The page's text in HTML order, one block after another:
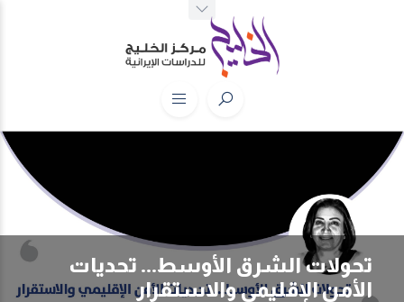
تحولات الشرق الأوسط... تحديات
الأمن الإقليمي والاستقرار